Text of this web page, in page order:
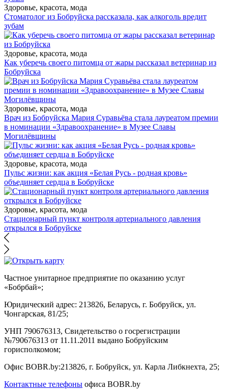
Здоровье, красота, мода
Стоматолог из Бобруйска рассказала, как алкоголь вредит
зубам
Здоровье, красота, мода
Как уберечь своего питомца от жары рассказал ветеринар из
Бобруйска
Здоровье, красота, мода
Врач из Бобруйска Мария Суравьёва стала лауреатом премии
в номинации «Здравоохранение» в Музее Славы
Могилёвщины
Здоровье, красота, мода
Пульс жизни: как акция «Белая Русь - родная кровь»
объединяет сердца в Бобруйске
Здоровье, красота, мода
Стационарный пункт контроля артериального давления
открылся в Бобруйске
Частное унитарное предприятие по оказанию услуг
«Бобрбай»;
Юридический адрес: 213826, Беларусь, г. Бобруйск, ул.
Чонгарская, 81/25;
УНП 790676313, Свидетельство о госрегистрации
№790676313 от 11.11.2011 выдано Бобруйским
горисполкомом;
Офис BOBR.by:213826, г. Бобруйск, ул. Карла Либкнехта, 25;
Контактные телефоны офиса BOBR.by